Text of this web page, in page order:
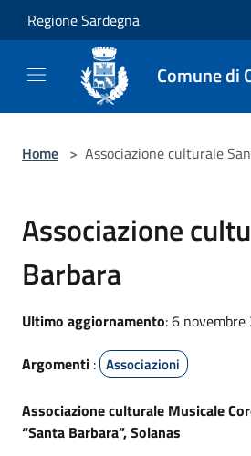
Salta al contenuto principale
Regione Sardegna
Comune di
Home > Associazione culturale
Associazione
Barbara
Ultimo aggiornamento: 6
Argomenti : Associazioni
Associazione culturale Musicale
“Santa Barbara”, Solanas